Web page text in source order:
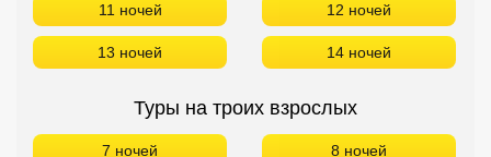
11 ночей 12 ночей
13 ночей 14 ночей
Туры на троих взрослых
7 ночей 8 ночей
Сетевые отели Шри Ланки
Сетевые отели Вьетнама